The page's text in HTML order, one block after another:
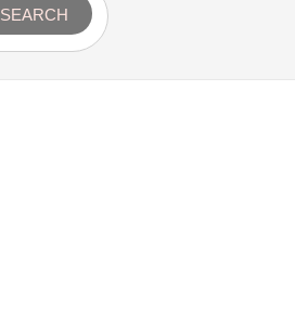
SEARCH